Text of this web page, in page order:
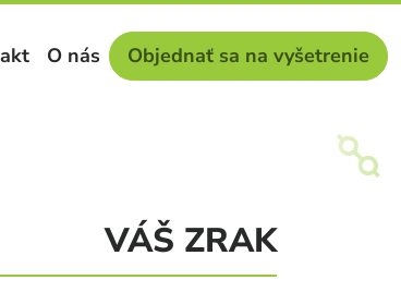
O nás Objednať sa na vyšetrenie
VÁŠ ZRAK